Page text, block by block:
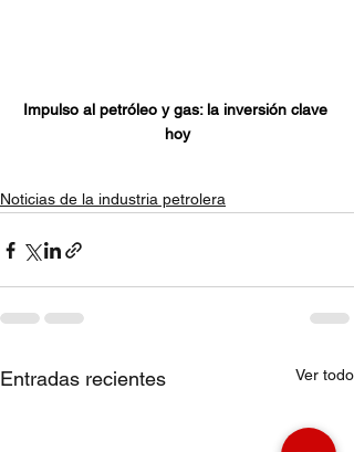
Impulso al petróleo y gas: la inversión clave
hoy
Noticias de la industria petrolera
Entradas recientes Ver todo